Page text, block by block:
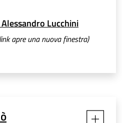
Lucchini
apre una nuova finestra)